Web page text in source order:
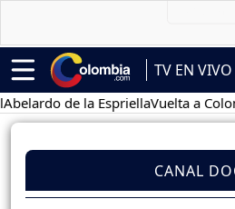
TV EN VIVO
de la EspriellaVuelta a Colombia
CANAL